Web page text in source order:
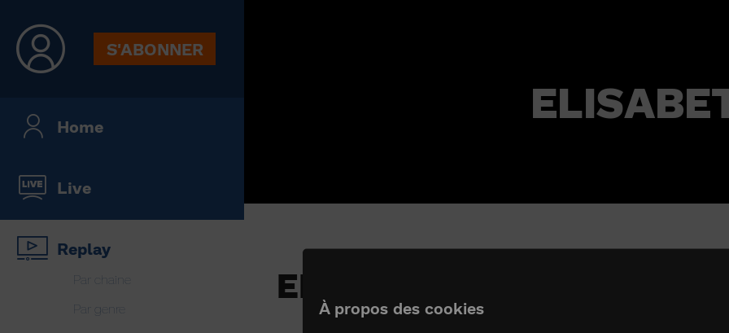
S'ABONNER
Home
Live
Replay
Par chaine
Par genre
ELISABETH II
À propos des cookies